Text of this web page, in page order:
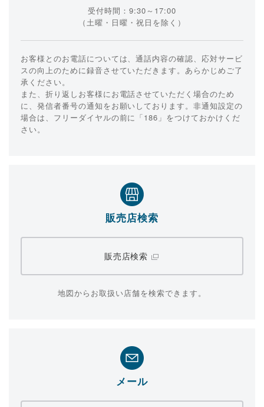
受付時間：9:30～17:00
（土曜・日曜・祝日を除く）
お客様とのお電話については、通話内容の確認、応対サービ
スの向上のために録音させていただきます。あらかじめご了
承ください。
また、折り返しお客様にお電話させていただく場合のため
に、発信者番号の通知をお願いしております。非通知設定の
場合は、フリーダイヤルの前に「186」をつけておかけくだ
さい。
販売店検索
販売店検索
地図からお取扱い店舗を検索できます。
メール